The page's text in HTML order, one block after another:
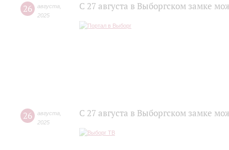
26 августа
2025
С 27 августа в Выборгском замке
26 августа
2025
С 27 августа в Выборгском замке